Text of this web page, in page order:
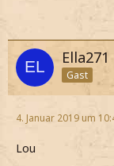
Ella271
Gast
4. Januar 2019 um
Lou